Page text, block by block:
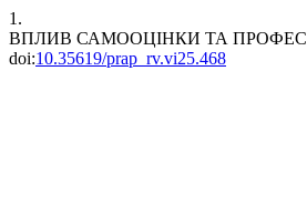
1.
ВПЛИВ САМООЦІНКИ ТА
doi:10.35619/prap_rv.vi25.468